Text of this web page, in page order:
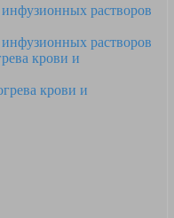
растворов
растворов
крови и
крови и